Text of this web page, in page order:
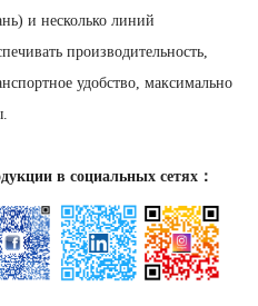
и несколько линий
производительность,
удобство, максимально
в социальных сетях：